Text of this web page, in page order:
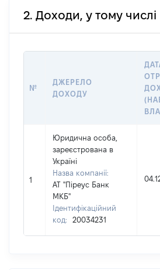
2. Доходи, у тому
№
ДЖЕРЕЛО
ДОХОДУ
1
Юридична особа,
зареєстрована в
Україні
Назва компанії:
АТ "Піреус Банк
МКБ"
Ідентифікаційний
код:
20034231